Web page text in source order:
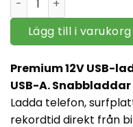
Lägg till i varukorg
Premium 12V USB-
USB-A.
Ladda telefon,
rekordtid direkt från